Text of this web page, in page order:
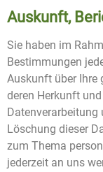
Auskunft,
Sie haben im
Bestimmungen
Auskunft über Ihre
deren Herkunft
Löschung dieser
zum Thema
jederzeit an uns